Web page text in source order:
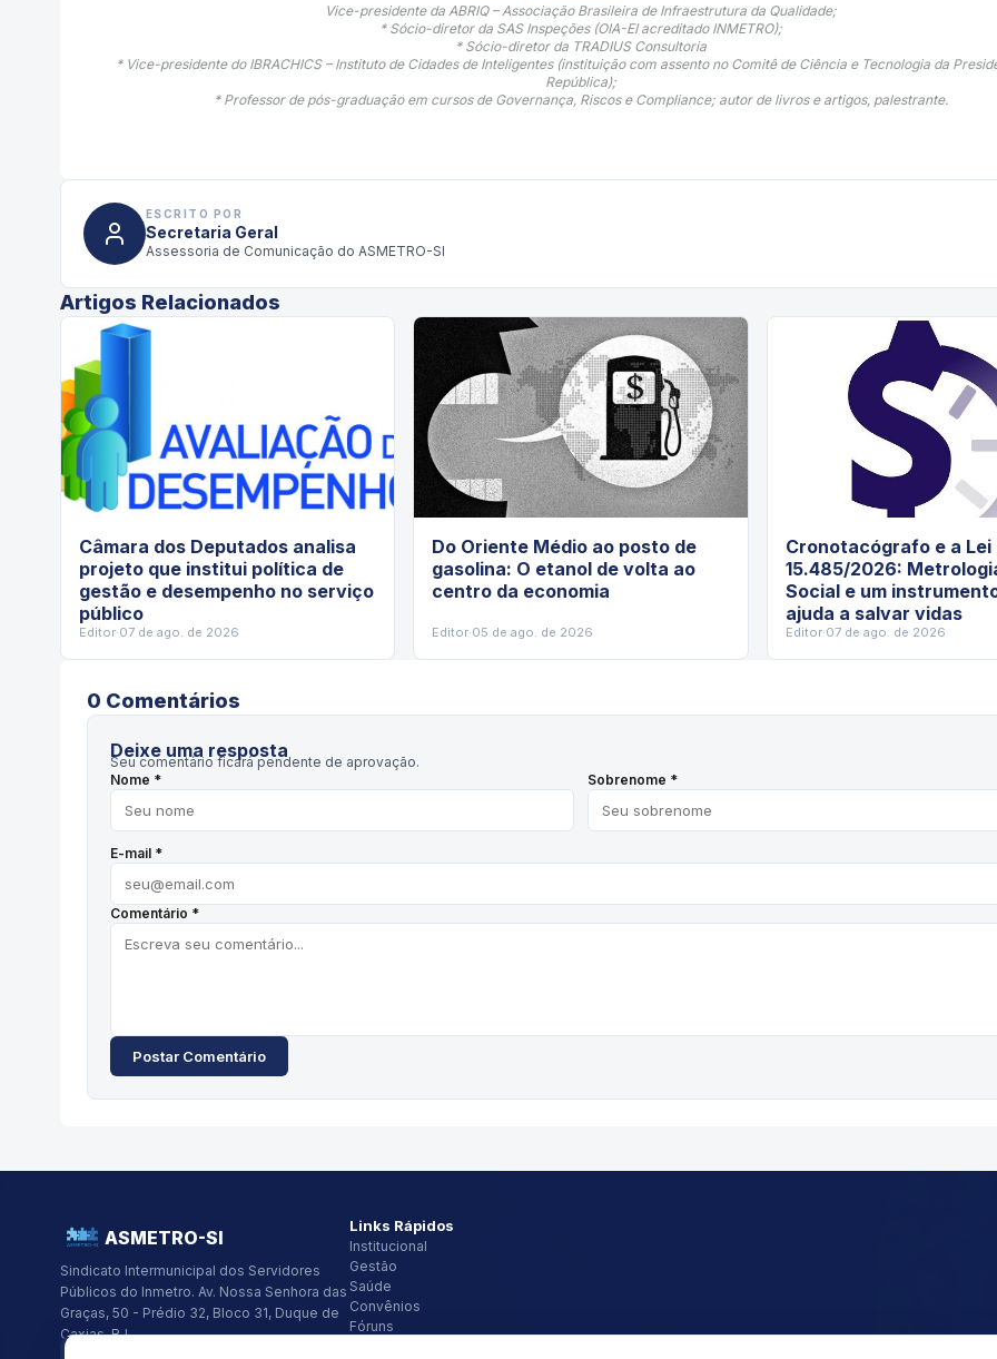
Vice-presidente da ABRIQ – Associação Brasileira de Infraestrutura da Qualidade;
* Sócio-diretor da SAS Inspeções (OIA-EI acreditado INMETRO);
* Sócio-diretor da TRADIUS Consultoria
* Vice-presidente do IBRACHICS – Instituto de Cidades de Inteligentes (instituição com assento no Comitê de Ciência e Tecnologia da
República);
* Professor de pós-graduação em cursos de Governança, Riscos e Compliance; autor de livros e artigos, palestrante.
ESCRITO POR
Secretaria Geral
Assessoria de Comunicação do ASMETRO-SI
Artigos Relacionados
Câmara dos Deputados analisa
projeto que institui política de
gestão e desempenho no serviço
público
Editor·07 de ago. de 2026
Do Oriente Médio ao posto de
gasolina: O etanol de volta ao
centro da economia
Editor·05 de ago. de 2026
Cronotacógrafo e a Lei
15.485/2026:
Social e um
ajuda a salvar vidas
Editor·07 de ago. de 2026
0 Comentários
Deixe uma resposta
Seu comentário ficará pendente de aprovação.
Nome *
Sobrenome *
E-mail *
Comentário *
Postar Comentário
ASMETRO-SI
Sindicato Intermunicipal dos Servidores
Públicos do Inmetro. Av. Nossa Senhora das
Graças, 50 - Prédio 32, Bloco 31, Duque de
Caxias, RJ
Links Rápidos
Institucional
Gestão
Saúde
Convênios
Fóruns